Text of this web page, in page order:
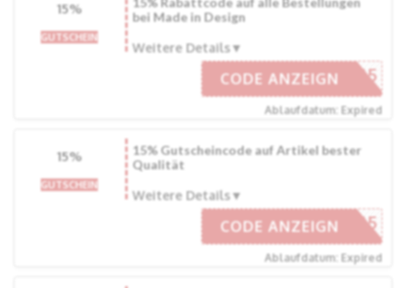
15%
GUTSCHEIN
bei Made in Design
Weitere Details
ANCE-D15
CODE ANZEIGN
Ablaufdatum: Expired
15%
GUTSCHEIN
15% Gutscheincode auf Artikel bester
Qualität
Weitere Details
ANCE-D15
CODE ANZEIGN
Ablaufdatum: Expired